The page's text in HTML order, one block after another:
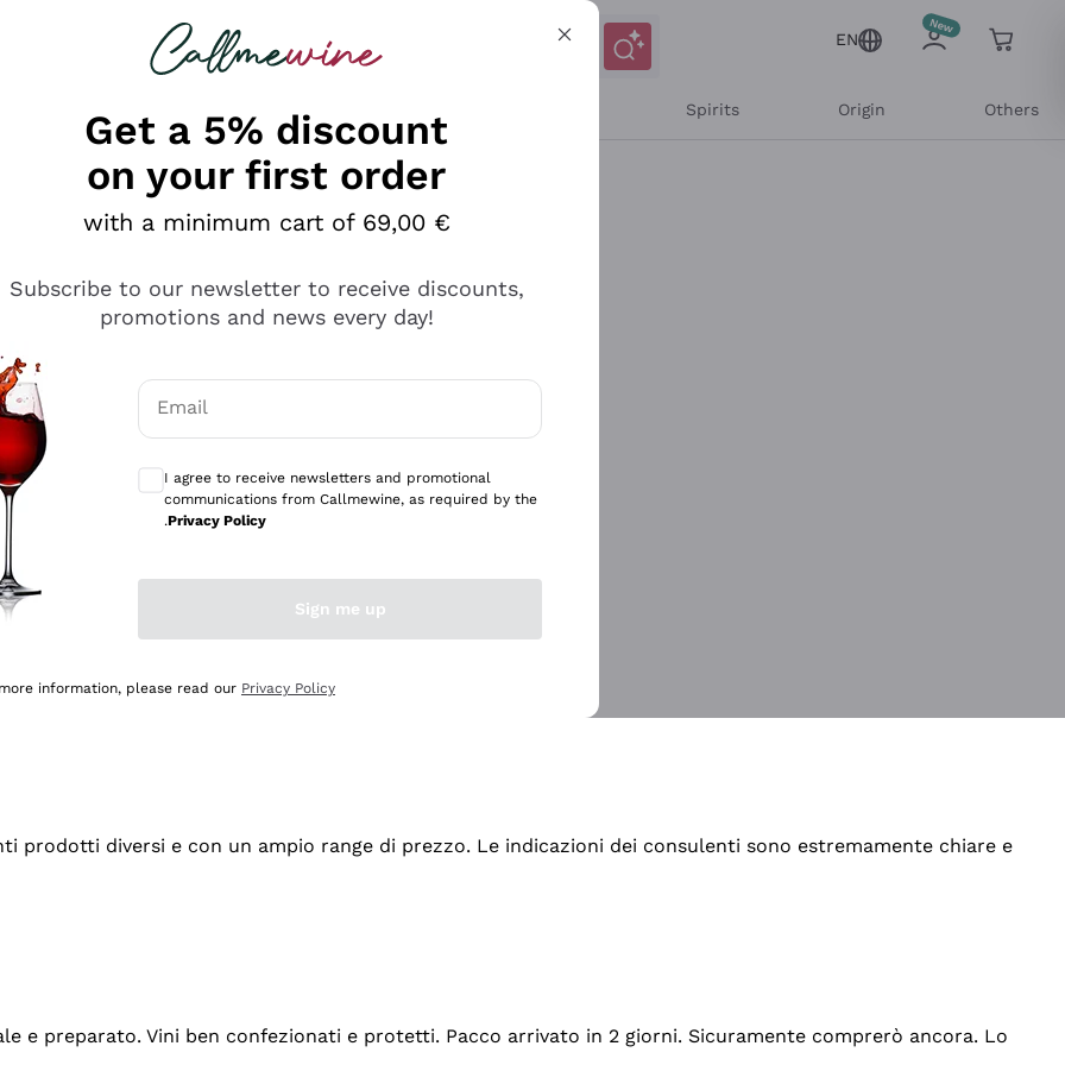
looking for
EN
Spirits Origin Others
professionalità
diversi e con un ampio range di prezzo. Le indicazioni dei consulenti sono estremamente chiare e
e preparato. Vini ben confezionati e protetti. Pacco arrivato in 2 giorni. Sicuramente comprerò ancora. Lo
Get a 5% discount
on your first order
with a minimum cart of 69,00 €
Subscribe to our newsletter to receive discounts,
promotions and news every day!
Email
I agree to receive newsletters and promotional
communications from Callmewine, as required by the
.Privacy Policy
Sign me up
information, please read our Privacy Policy